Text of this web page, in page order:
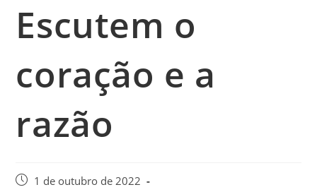
Escutem o
coração e a
razão
1 de outubro de 2022